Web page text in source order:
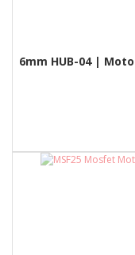
6mm HUB-04 |